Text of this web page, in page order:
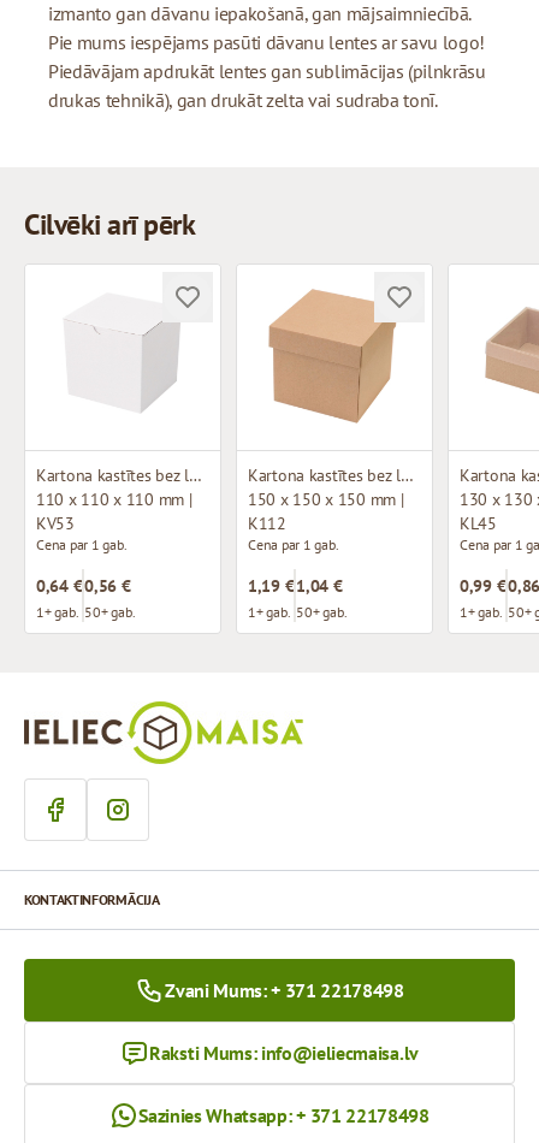
izmanto gan dāvanu iepakošanā, gan mājsaimniecībā.
Pie mums iespējams pasūti dāvanu lentes ar savu logo!
Piedāvājam apdrukāt lentes gan sublimācijas (pilnkrāsu
drukas tehnikā), gan drukāt zelta vai sudraba tonī.
Cilvēki arī pērk
Kartona kastītes bez loga (mikrogofras)
110 x 110 x 110 mm |
KV53
Cena par 1 gab.
0,64 €
1+ gab.
0,56 €
50+ gab.
Kartona kastītes bez loga (mikrogofras)
150 x 150 x 150 mm |
K112
Cena par 1 gab.
1,19 €
1+ gab.
1,04 €
50+ gab.
130 x 130
KL45
Cena par 1
0,99 €
1+ gab. 50+
KONTAKTINFORMĀCIJA
Zvani Mums: + 371 22178498
Raksti Mums: info@ieliecmaisa.lv
Sazinies Whatsapp: + 371 22178498